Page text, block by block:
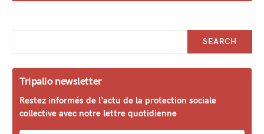
SEARCH
Tripalio newsletter
Restez informés de l'actu de la protection sociale
collective avec notre lettre quotidienne